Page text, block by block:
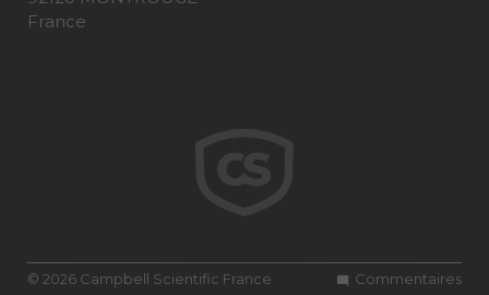
France
Commentaires
© 2026 Campbell Scientific France